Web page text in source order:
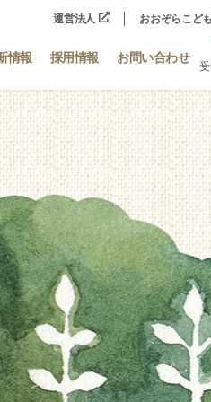
運営法人 おおぞらこど
情報 採用情報 お問い合わせ